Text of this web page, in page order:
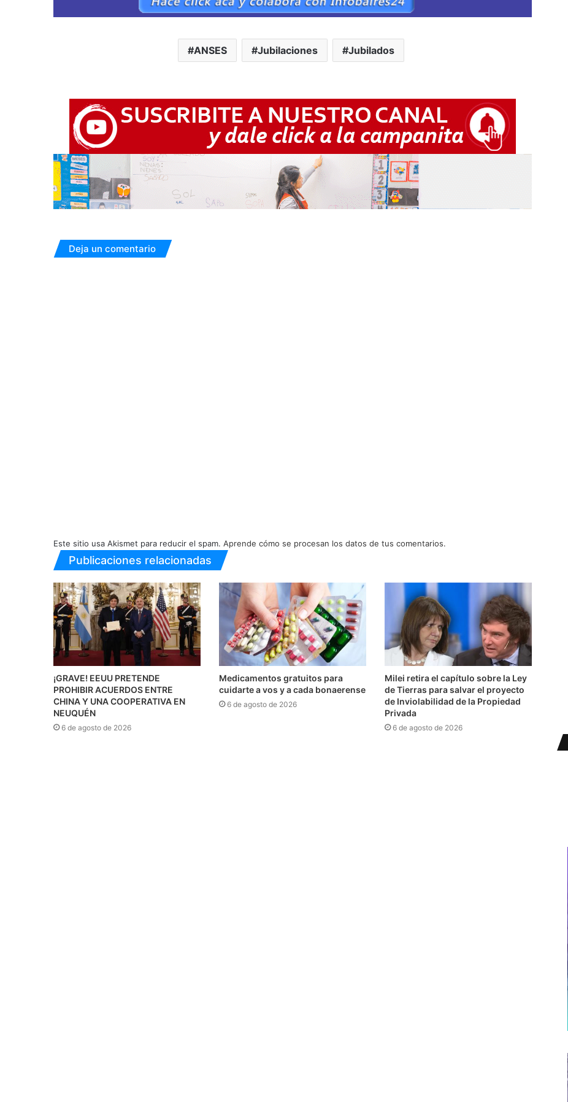
ANSES Jubilaciones Jubilados
Deja un comentario
Este sitio usa Akismet para reducir el spam. Aprende cómo se procesan los datos de tus comentarios.
Publicaciones relacionadas
¡GRAVE! EEUU PRETENDE
PROHIBIR ACUERDOS ENTRE
CHINA Y UNA COOPERATIVA EN
NEUQUÉN
6 de agosto de 2026
Medicamentos gratuitos para
cuidarte a vos y a cada bonaerense
6 de agosto de 2026
Milei retira el capítulo sobre la Ley
de Tierras para salvar el proyecto
de Inviolabilidad de la Propiedad
Privada
6 de agosto de 2026